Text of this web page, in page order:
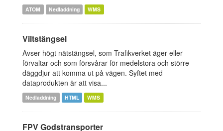
ATOM Nedladdning WMS
Viltstängsel
Avser högt nätstängsel, som Trafikverket äger eller
förvaltar och som försvårar för medelstora och större
däggdjur att komma ut på vägen. Syftet med
dataprodukten är att visa...
Nedladdning HTML WMS
FPV Godstransporter